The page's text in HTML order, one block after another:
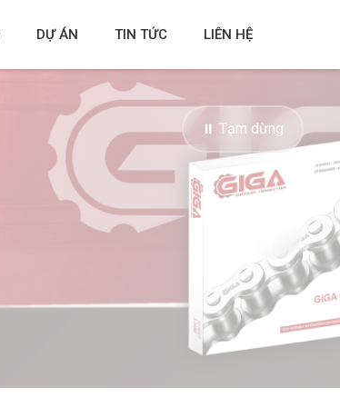
DỰ ÁN TIN TỨC LIÊN HỆ
⏸ Tạm dừng